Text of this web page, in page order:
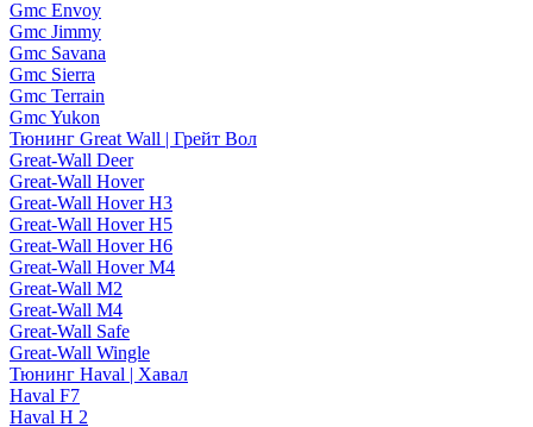
Gmc Envoy
Gmc Jimmy
Gmc Savana
Gmc Sierra
Gmc Terrain
Gmc Yukon
Тюнинг Great Wall | Грейт Вол
Great-Wall Deer
Great-Wall Hover
Great-Wall Hover H3
Great-Wall Hover H5
Great-Wall Hover H6
Great-Wall Hover M4
Great-Wall M2
Great-Wall M4
Great-Wall Safe
Great-Wall Wingle
Тюнинг Haval | Хавал
Haval F7
Haval H 2